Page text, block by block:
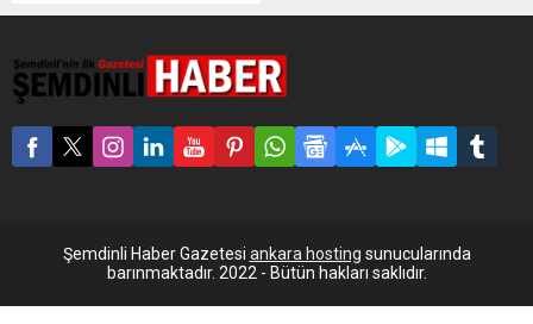
kızımın nefes alıp vermekte
zorlandığını fark ettik.
Perşembe günü kızımı
kaybettim” dedi. Dünyayı
saran korona virüsü
ölümler...
Şemdinli Haber Gazetesi ankara hosting sunucularında
barınmaktadır. 2022 - Bütün hakları saklıdır.